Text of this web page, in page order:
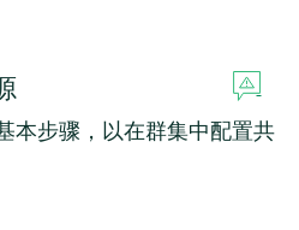
本步骤，以在群集中配置共